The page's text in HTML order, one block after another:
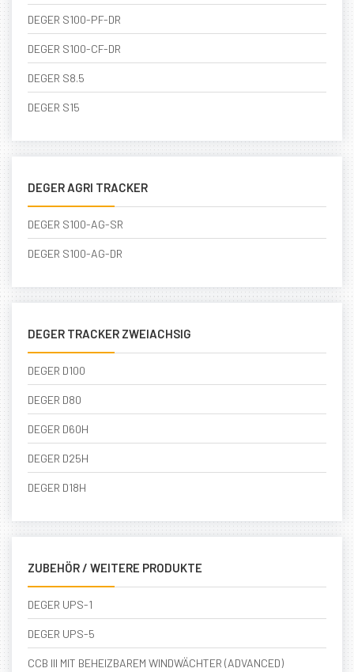
DEGER S100-PF-DR
DEGER S100-CF-DR
DEGER S8.5
DEGER S15
DEGER AGRI TRACKER
DEGER S100-AG-SR
DEGER S100-AG-DR
DEGER TRACKER ZWEIACHSIG
DEGER D100
DEGER D80
DEGER D60H
DEGER D25H
DEGER D18H
ZUBEHÖR / WEITERE PRODUKTE
DEGER UPS-1
DEGER UPS-5
CCB III MIT BEHEIZBAREM WINDWÄCHTER (ADVANCED)